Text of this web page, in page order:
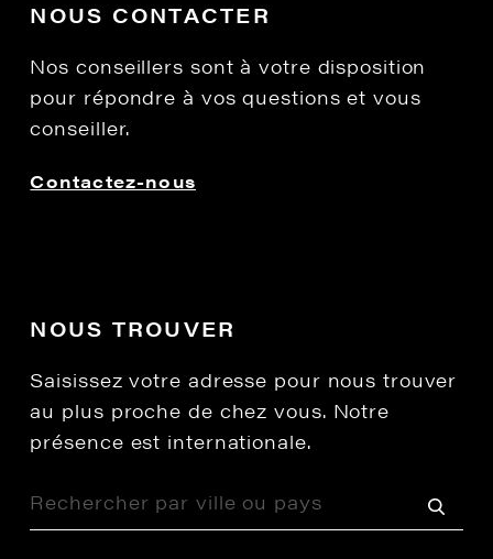
NOUS CONTACTER
Nos conseillers sont à votre disposition
pour répondre à vos questions et vous
conseiller.
Contactez-nous
NOUS TROUVER
Saisissez votre adresse pour nous trouver
au plus proche de chez vous. Notre
présence est internationale.